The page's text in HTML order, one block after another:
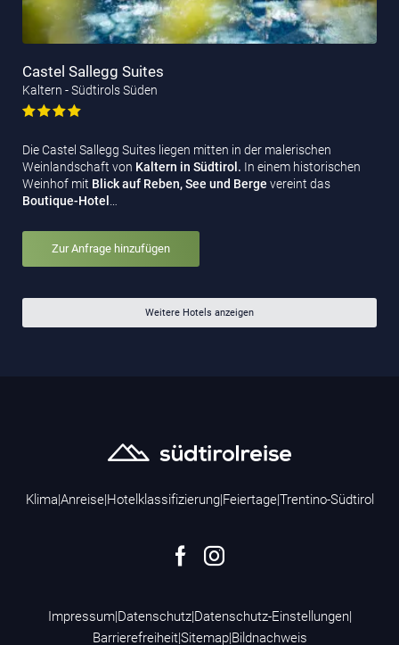
Castel Sallegg Suites
Kaltern - Südtirols Süden
Die Castel Sallegg Suites liegen mitten in der malerischen
Weinlandschaft von Kaltern in Südtirol. In einem historischen
Weinhof mit Blick auf Reben, See und Berge vereint das
Boutique-Hotel
Zur Anfrage hinzufügen
Weitere Hotels anzeigen
Klima|Anreise|Hotelklassifizierung|Feiertage|Trentino-Südtirol
Impressum|Datenschutz|Datenschutz-Einstellungen|
Barrierefreiheit|Sitemap|Bildnachweis